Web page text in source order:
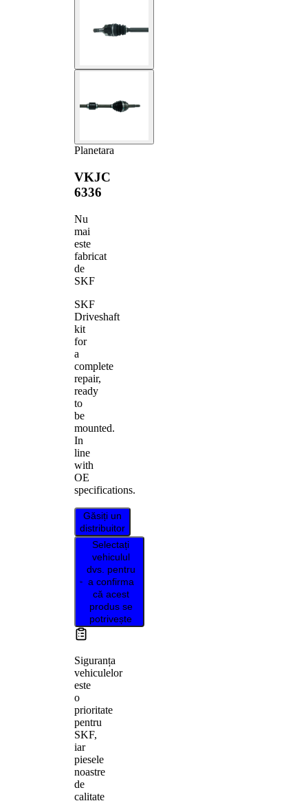
Planetara
VKJC
6336
Nu
mai
este
fabricat
de
SKF
SKF
Driveshaft
kit
for
a
complete
repair,
ready
to
be
mounted.
In
line
with
OE
specifications.
Găsiți un
distribuitor
Selectați
vehiculul
dvs. pentru
a confirma
că acest
produs se
potrivește
Siguranța
vehiculelor
este
o
prioritate
pentru
SKF,
iar
piesele
noastre
de
calitate